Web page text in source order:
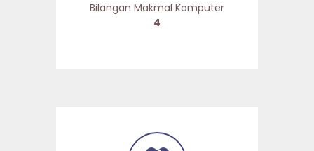
Bilangan Makmal Komputer
4